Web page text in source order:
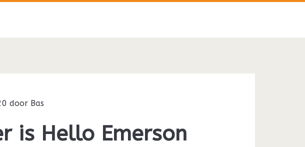
door Bas
is Hello Emerson